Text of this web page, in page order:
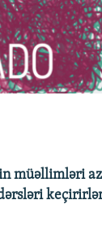
müəllimləri